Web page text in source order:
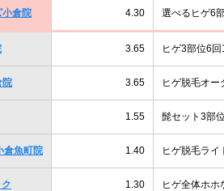
小倉院
4.30 選べるヒゲ6
3.65 ヒゲ3部位6
院 3.65 ヒゲ脱毛オ
1.55 髭セット3部
倉魚町院 1.40 ヒゲ脱毛ライ
1.30 ヒゲ全体ホホ